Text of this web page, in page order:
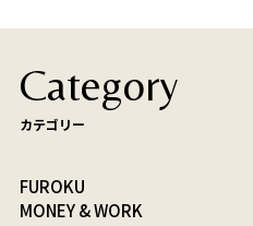
Category
カテゴリー
FUROKU
MONEY & WORK